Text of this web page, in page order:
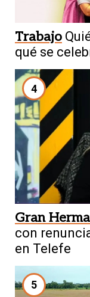
Trabajo
qué se
4
Gran
con
en Telefe
5